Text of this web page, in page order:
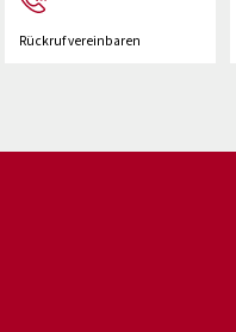
Rückruf vereinbaren